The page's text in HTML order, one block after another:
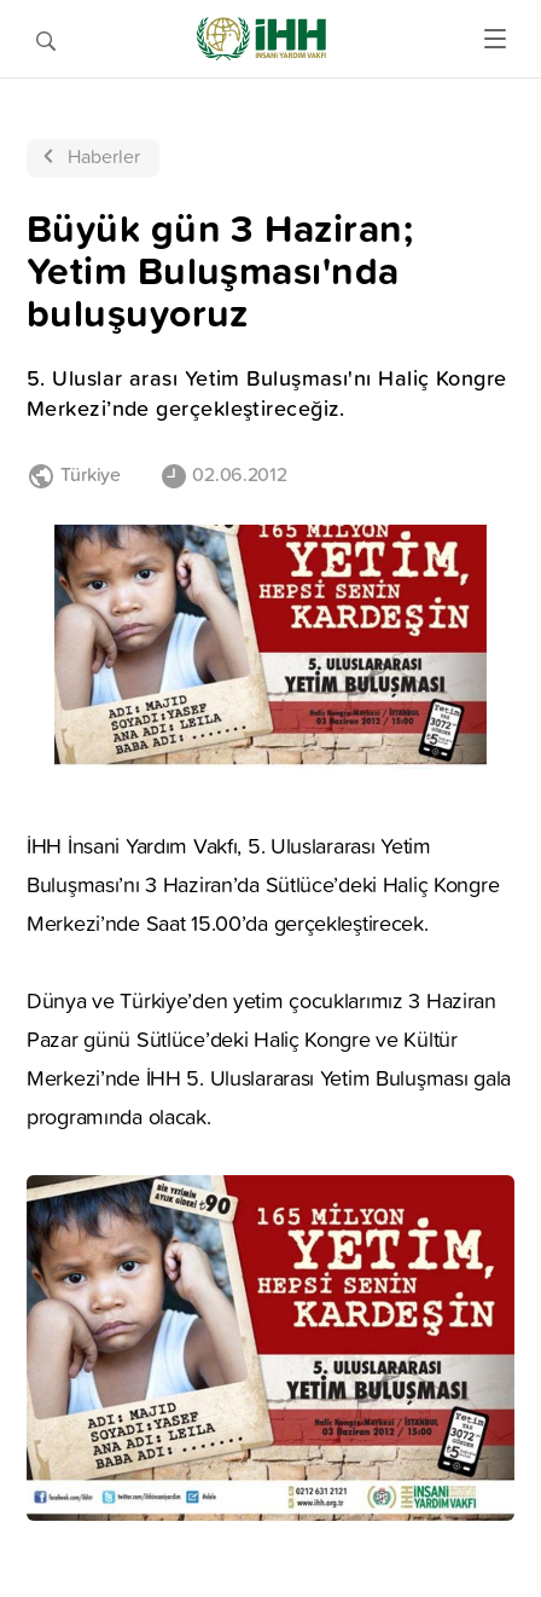
Haberler
Büyük gün 3 Haziran;
Yetim Buluşması'nda
buluşuyoruz
5. Uluslar arası Yetim Buluşması'nı Haliç Kongre
Merkezi’nde gerçekleştireceğiz.
Türkiye 02.06.2012
İHH İnsani Yardım Vakfı, 5. Uluslararası Yetim
Buluşması’nı 3 Haziran’da Sütlüce’deki Haliç Kongre
Merkezi’nde Saat 15.00’da gerçekleştirecek.
Dünya ve Türkiye’den yetim çocuklarımız 3 Haziran
Pazar günü Sütlüce’deki Haliç Kongre ve Kültür
Merkezi’nde İHH 5. Uluslararası Yetim Buluşması gala
programında olacak.